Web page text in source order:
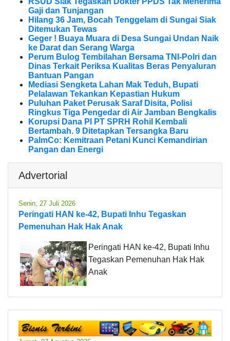
Gaji dan Tunjangan
Hilang 36 Jam, Bocah Tenggelam di Sungai Siak
Ditemukan Tewas
Geger ! Buaya Muara di Desa Sungai Undan Naik
ke Darat dan Serang Warga
Perum Bulog Tembilahan Bersama TNI-Polri dan
Dinas Terkait Periksa Kualitas Beras Penyaluran
Bantuan Pangan
Mediasi Sengketa Lahan Mak Teduh, Bupati
Pelalawan Tekankan Kepastian Hukum
Puluhan Paket Perusak Saraf Disita, Polisi
Ringkus Tiga Pengedar di Air Jamban Bengkalis
Korupsi Dana PI PT SPRH Rohil Kembali
Bertambah. 9 Ditetapkan Tersangka Baru
PalmCo: Kemitraan Petani Kunci Kemandirian
Pangan dan Energi
Advertorial
Senin, 27 Juli 2026
Peringati HAN ke-42, Bupati Inhu Tegaskan
Pemenuhan Hak Hak Anak
Peringati HAN ke-42, Bupati Inhu
Tegaskan Pemenuhan Hak Hak
Anak